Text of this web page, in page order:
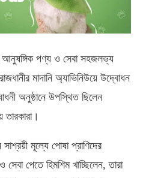
আনুষঙ্গিক পণ্য ও সেবা সহজলভ্য
মাদানি অ্যাভিনিউয়ে উদ্বোধন
অনুষ্ঠানে উপস্থিত ছিলেন
মূল্যে পোষা প্রাণিদের
পেতে হিমশিম খাচ্ছিলেন, তারা